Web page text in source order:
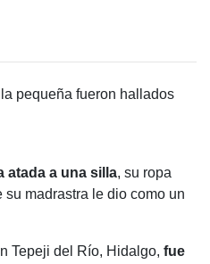
pequeña fueron hallados
atada a una silla, su ropa
madrastra le dio como un
Tepeji del Río, Hidalgo, fue